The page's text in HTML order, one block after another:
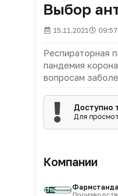
Выбор
15.11.2021 09:57
Респираторная
пандемия
вопросам
Доступно
Для
Компании